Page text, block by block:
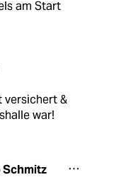
am Start
versichert &
war!
Schmitz